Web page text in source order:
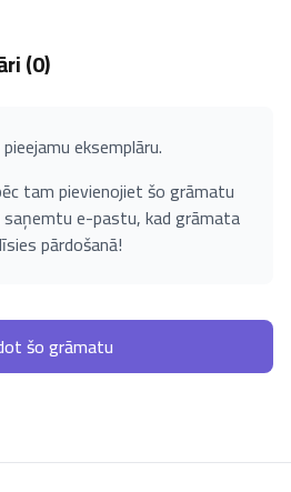
(0)
eksemplāru.
tam pievienojiet šo grāmatu
e-pastu, kad grāmata
pārdošanā!
šo grāmatu